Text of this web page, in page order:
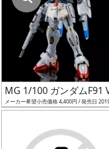
割
MG 1/100 ガンダムF91
メーカー希望小売価格 4,400円 / 発売日